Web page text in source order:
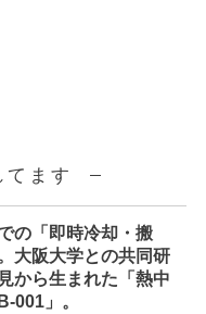
ます
の「即時冷却・搬
大阪大学との共同研
から生まれた「熱中
001」。